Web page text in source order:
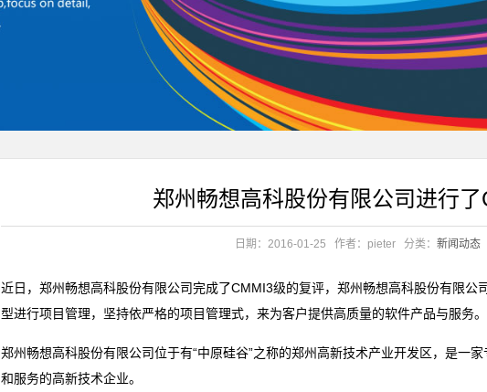
郑州畅想高科股份有限公司进行
日期：2016-01-25 作者：pieter 分类： 新闻动态
近日，郑州畅想高科股份有限公司完成了CMMI3级的复评，郑州畅想高科股份有限
型进行项目管理，坚持依严格的项目管理式，来为客户提供高质量的软件产品与服务。
郑州畅想高科股份有限公司位于有“中原硅谷”之称的郑州高新技术产业开发区，是一
和服务的高新技术企业。